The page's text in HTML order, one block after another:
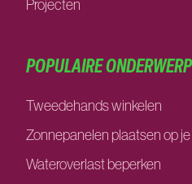
Projecten
POPULAIRE
Tweedehands winkelen
Zonnepanelen plaatsen op
Wateroverlast beperken